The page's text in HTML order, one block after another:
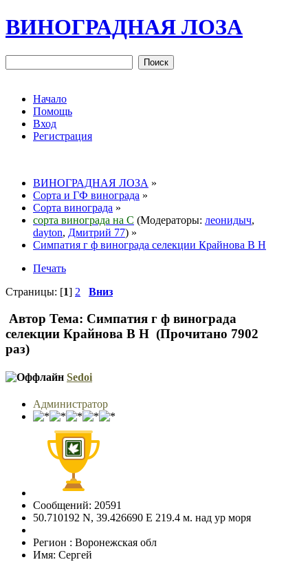
ВИНОГРАДНАЯ ЛОЗА
Начало
Помощь
Вход
Регистрация
ВИНОГРАДНАЯ ЛОЗА »
Сорта и ГФ винограда »
Сорта винограда »
сорта винограда на С (Модераторы: леонидыч,
dayton, Дмитрий 77) »
Симпатия г ф винограда селекции Крайнова В Н
Печать
Страницы: [1] 2 Вниз
Автор Тема: Симпатия г ф винограда
селекции Крайнова В Н (Прочитано 7902
раз)
Sedoi
Администратор
Сообщений: 20591
50.710192 N, 39.426690 E 219.4 м. над ур моря
Регион : Воронежская обл
Имя: Сергей